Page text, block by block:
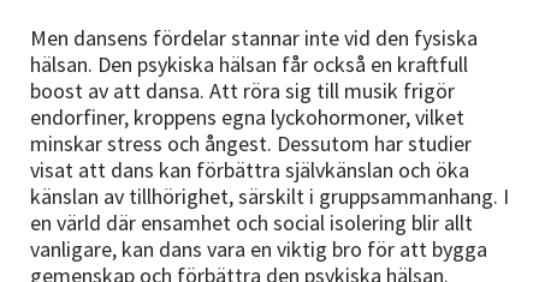
Men dansens fördelar stannar inte vid den fysiska
hälsan. Den psykiska hälsan får också en kraftfull
boost av att dansa. Att röra sig till musik frigör
endorfiner, kroppens egna lyckohormoner, vilket
minskar stress och ångest. Dessutom har studier
visat att dans kan förbättra självkänslan och öka
känslan av tillhörighet, särskilt i gruppsammanhang. I
en värld där ensamhet och social isolering blir allt
vanligare, kan dans vara en viktig bro för att bygga
gemenskap och förbättra den psykiska hälsan.